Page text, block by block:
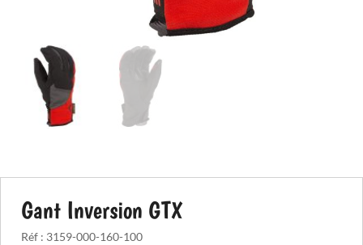
Gant Inversion GTX
Réf : 3159-000-160-100